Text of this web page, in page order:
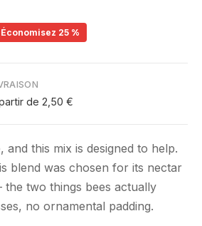
Économisez 25 %
de 2,50 €
and this mix is designed to help.
blend was chosen for its nectar
two things bees actually
no ornamental padding.